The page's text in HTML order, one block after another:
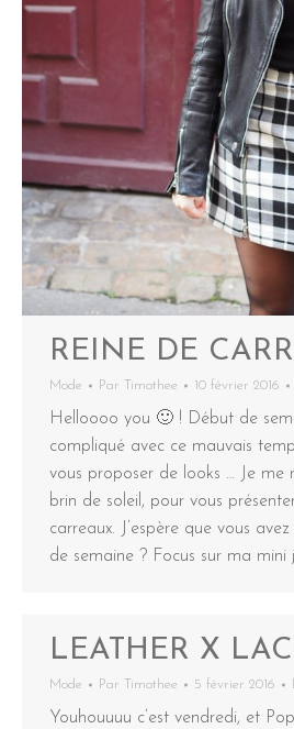
REINE DE
Mode Par Timothee 10 février 2016
Helloooo you 🙂 ! Début de
compliqué avec ce mauvais
vous proposer de looks … Je me
brin de soleil, pour vous
carreaux. J’espère que vous
de semaine ? Focus sur ma mini
LEATHER X
Mode Par Timothee 5 février 2016
Youhouuuu c’est vendredi, et